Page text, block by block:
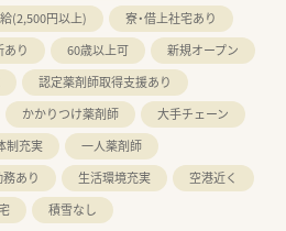
(2,500円以上)
寮・借上社宅あり
り 60歳以上可
新規オープン
認定薬剤師取得支援あり
かかりつけ薬剤師
大手チェーン
制充実
一人薬剤師
あり 生活環境充実
空港近く
積雪なし